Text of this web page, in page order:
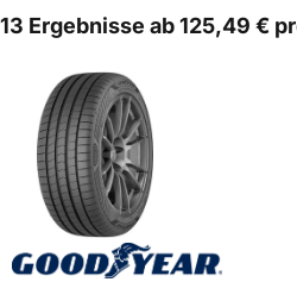
13 Ergebnisse ab 125,49 €